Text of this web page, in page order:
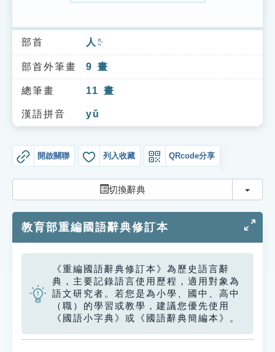
索引選單
知識索引
單字索引
生命大百科索引
遊戲專區
教學應用
貓頭鷹博士
部首 人 ㄖㄣˊ
部首外筆畫 9 畫
總筆畫 11 畫
漢語拼音 yǔ
開啟關聯 列入收藏 QRcode分享
切換辭典 切換
教育部重編國語辭典修訂本
《重編國語辭典修訂本》為歷史語言辭
典，主要記錄語言使用歷程，適用對象為
語文研究者。若您是為小學、國中、高中
（職）的學習或教學，建議您優先使用
《國語小字典》或《國語辭典簡編本》。